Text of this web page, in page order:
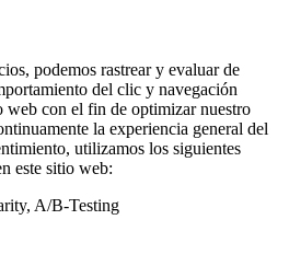
podemos rastrear y evaluar de
del clic y navegación
web con el fin de optimizar nuestro
la experiencia general del
utilizamos los siguientes
este sitio web:
A/B-Testing